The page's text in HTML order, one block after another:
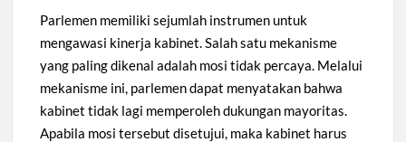
Parlemen memiliki sejumlah instrumen untuk
mengawasi kinerja kabinet. Salah satu mekanisme
yang paling dikenal adalah mosi tidak percaya. Melalui
mekanisme ini, parlemen dapat menyatakan bahwa
kabinet tidak lagi memperoleh dukungan mayoritas.
Apabila mosi tersebut disetujui, maka kabinet harus